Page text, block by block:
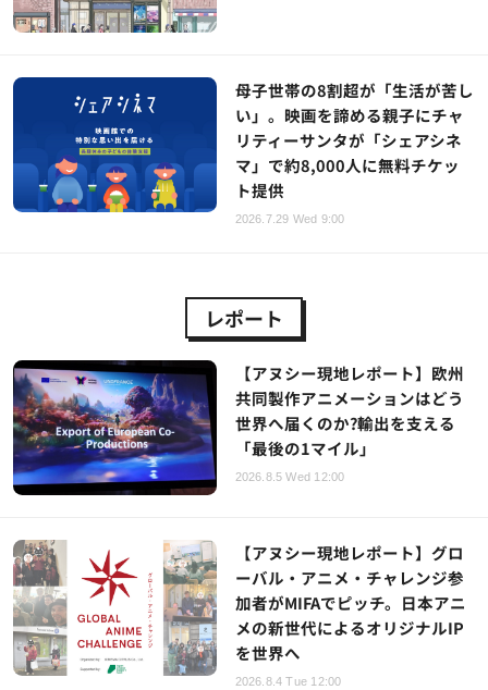
母子世帯の8割超が「生活が苦し
い」。映画を諦める親子にチャ
リティーサンタが「シェアシネ
マ」で約8,000人に無料チケッ
ト提供
2026.7.29 Wed 9:00
レポート
【アヌシー現地レポート】欧州
共同製作アニメーションはどう
世界へ届くのか?輸出を支える
「最後の1マイル」
2026.8.5 Wed 12:00
【アヌシー現地レポート】グロ
ーバル・アニメ・チャレンジ参
加者がMIFAでピッチ。日本アニ
メの新世代によるオリジナルIP
を世界へ
2026.8.4 Tue 12:00